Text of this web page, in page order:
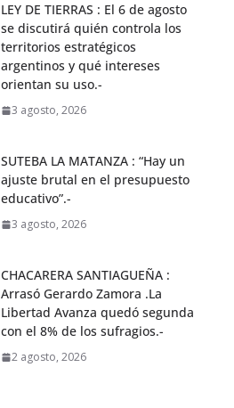
LEY DE TIERRAS : El 6 de agosto
se discutirá quién controla los
territorios estratégicos
argentinos y qué intereses
orientan su uso.-
3 agosto, 2026
SUTEBA LA MATANZA : “Hay un
ajuste brutal en el presupuesto
educativo”.-
3 agosto, 2026
CHACARERA SANTIAGUEÑA :
Arrasó Gerardo Zamora .La
Libertad Avanza quedó segunda
con el 8% de los sufragios.-
2 agosto, 2026